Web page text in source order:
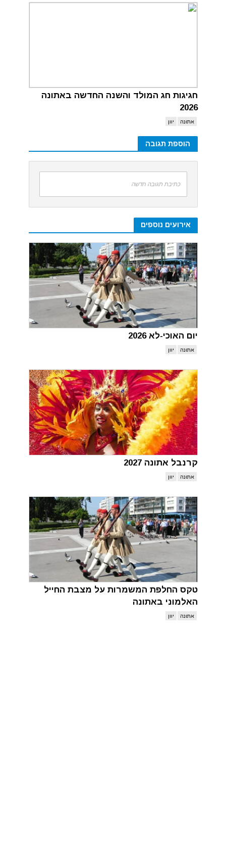
חגיגות חג המולד והשנה החדשה באתונה
2026
אתונה יוון
הוספת תגובה
כתיבת תגובה חדשה
אירועים נוספים
יום האוכי-לא 2026
אתונה יוון
קרנבל אתונה 2027
אתונה יוון
טקס החלפת המשמרות על מצבת החייל
האלמוני באתונה
אתונה יוון